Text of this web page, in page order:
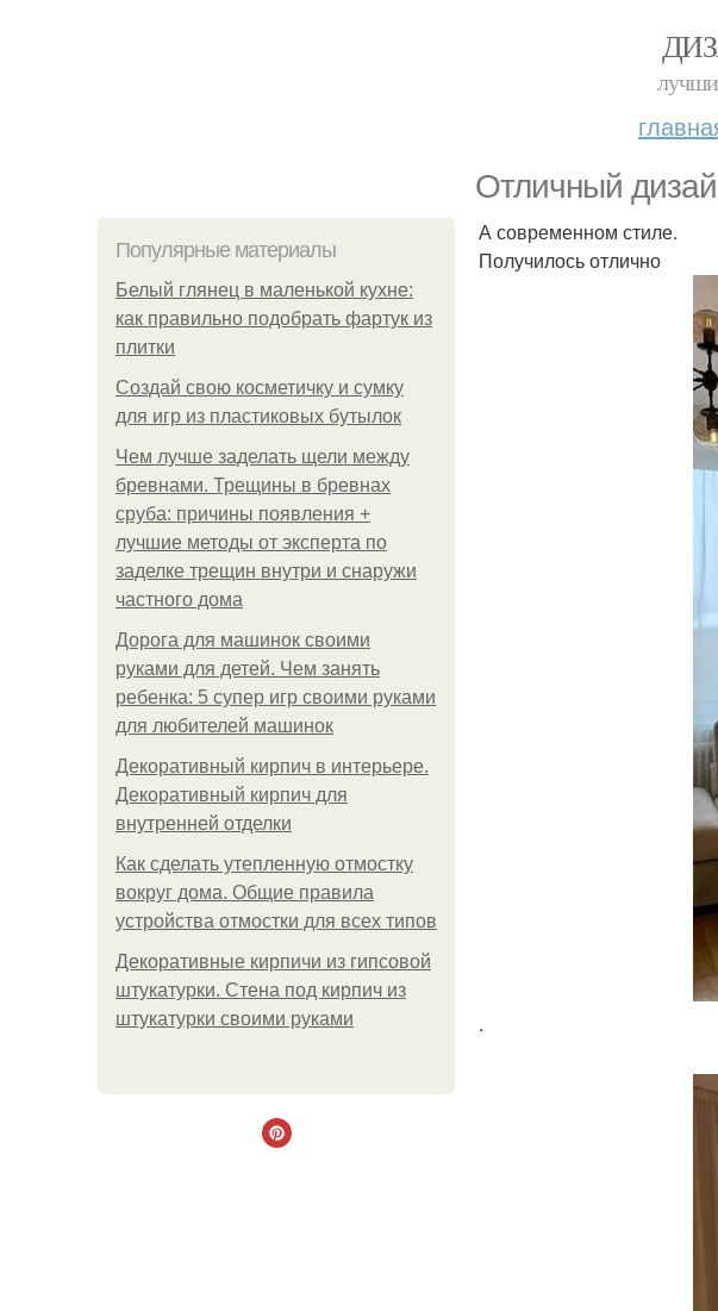
Отличный
Популярные материалы
Белый глянец в маленькой кухне:
как правильно подобрать фартук из
плитки
Создай свою косметичку и сумку
для игр из пластиковых бутылок
Чем лучше заделать щели между
бревнами. Трещины в бревнах
сруба: причины появления +
лучшие методы от эксперта по
заделке трещин внутри и снаружи
частного дома
Дорога для машинок своими
руками для детей. Чем занять
ребенка: 5 супер игр своими руками
для любителей машинок
Декоративный кирпич в интерьере.
Декоративный кирпич для
внутренней отделки
Как сделать утепленную отмостку
вокруг дома. Общие правила
устройства отмостки для всех типов
Декоративные кирпичи из гипсовой
штукатурки. Стена под кирпич из
штукатурки своими руками
А современном стиле.
Получилось отлично
.